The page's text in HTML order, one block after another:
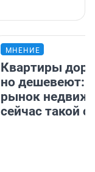
МНЕНИЕ
Квартиры
но дешевеют:
рынок
сейчас такой